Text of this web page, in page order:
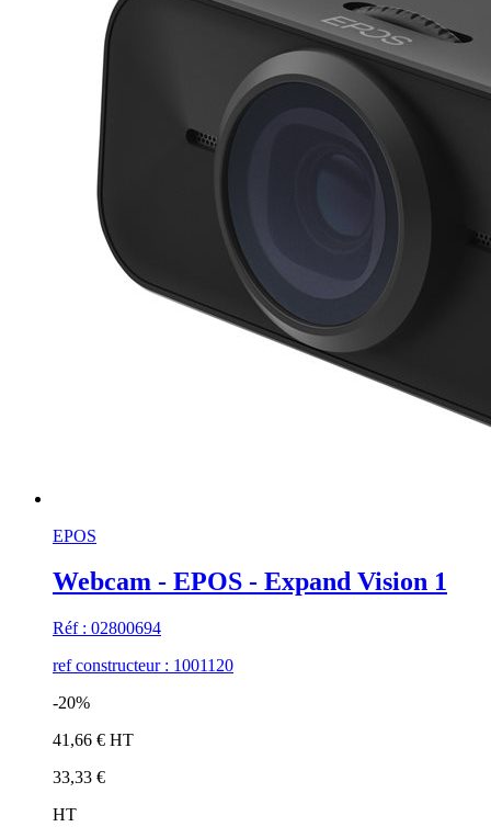
EPOS
Webcam - EPOS - Expand Vision 1
Réf : 02800694
ref constructeur : 1001120
-20%
41,66 € HT
33,33 €
HT